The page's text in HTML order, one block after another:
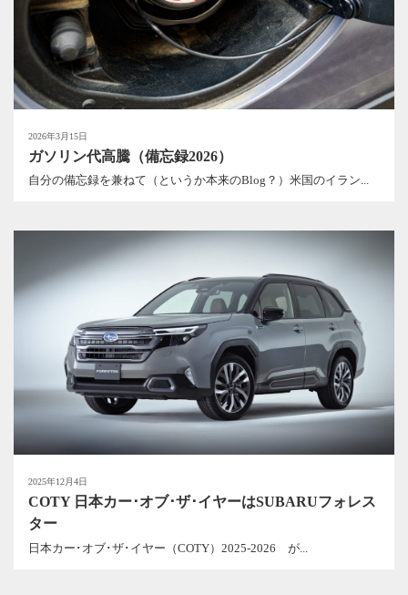
2026年3月15日
ガソリン代高騰（備忘録2026）
自分の備忘録を兼ねて（というか本来のBlog？）米国のイラン...
2025年12月4日
COTY 日本カー･オブ･ザ･イヤーはSUBARUフォレス
ター
日本カー･オブ･ザ･イヤー（COTY）2025-2026 が...